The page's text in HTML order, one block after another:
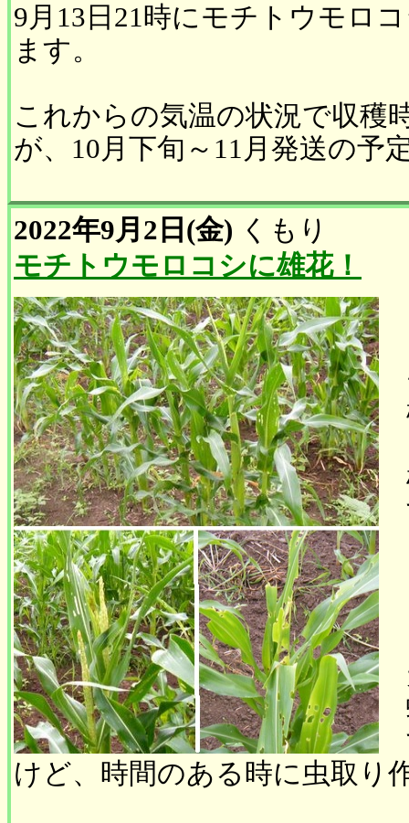
9月13日21時にモチトウモロ
ます。
これからの気温の状況で収穫
が、10月下旬～11月発送の予
2022年9月2日(金) くもり
モチトウモロコシに雄花！
けど、時間のある時に虫取り